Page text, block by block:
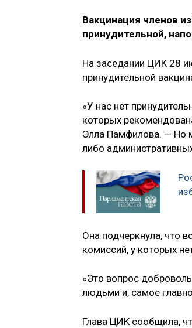
Вакцинация членов
принудительной,
На заседании ЦИК 28
принудительной
«У нас нет
которых
Элла Памфилова. — Но
либо
Она подчеркнула, что
комиссий, у которых
«Это вопрос
людьми и, самое
Глава ЦИК сообщила,